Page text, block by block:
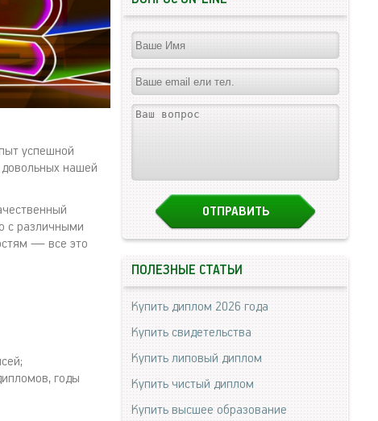
успешной
нашей
с различными
— все это
годы
ПОЛЕЗНЫЕ СТАТЬИ
Купить диплом 2026 года
Купить свидетельства
Купить липовый диплом
Купить чистый диплом
Купить высшее образование